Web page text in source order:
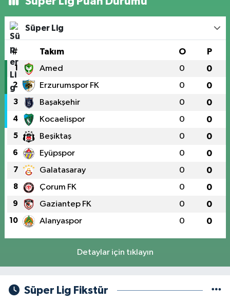
Süper Lig
# Takım O P
1 Amed 0 0
2 Erzurumspor FK 0 0
3 Başakşehir 0 0
4 Kocaelispor 0 0
5 Beşiktaş 0 0
6 Eyüpspor 0 0
7 Galatasaray 0 0
8 Çorum FK 0 0
9 Gaziantep FK 0 0
10 Alanyaspor 0 0
Detaylar için tıklayın
Süper Lig Fikstür